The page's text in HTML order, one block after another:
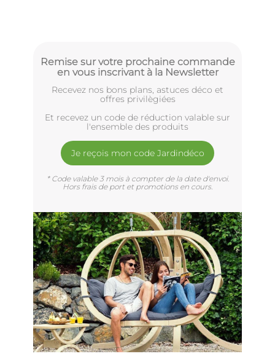
Remise sur votre prochaine commande
en vous inscrivant à la Newsletter
Recevez nos bons plans, astuces déco et
offres privilègiées
Et recevez un code de réduction valable sur
l'ensemble des produits
Je reçois mon code Jardindéco
* Code valable 3 mois à compter de la date d'envoi.
Hors frais de port et promotions en cours.